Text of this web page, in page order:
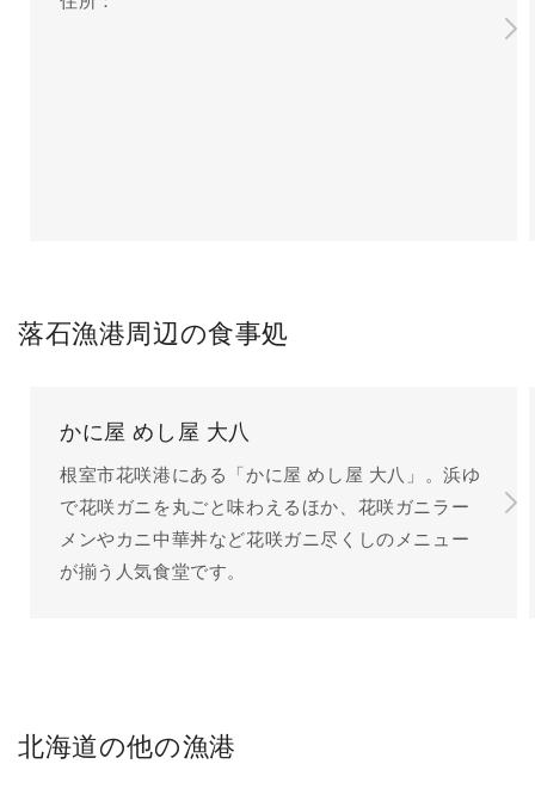
落石漁港周辺の食事処
かに屋 めし屋 大八
根室市花咲港にある「かに屋 めし屋 大八」。浜ゆ
で花咲ガニを丸ごと味わえるほか、花咲ガニラー
メンやカニ中華丼など花咲ガニ尽くしのメニュー
が揃う人気食堂です。
北海道の他の漁港